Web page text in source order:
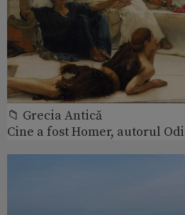
📁 Grecia Antică
Cine a fost Homer, autorul